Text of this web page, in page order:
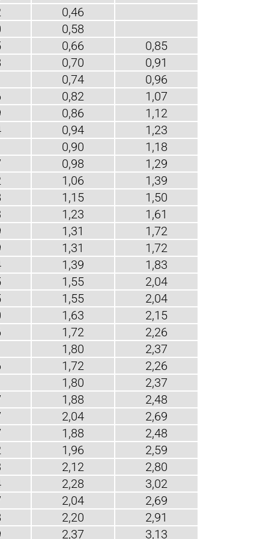
0,46
0,58
0,66
0,85
0,70
0,91
0,74
0,96
0,82
1,07
0,86
1,12
0,94
1,23
0,90
1,18
0,98
1,29
1,06
1,39
1,15
1,50
1,23
1,61
1,31
1,72
1,31
1,72
1,39
1,83
1,55
2,04
1,55
2,04
1,63
2,15
1,72
2,26
1,80
2,37
1,72
2,26
1,80
2,37
1,88
2,48
2,04
2,69
1,88
2,48
1,96
2,59
2,12
2,80
2,28
3,02
2,04
2,69
2,20
2,91
2,37 3,13